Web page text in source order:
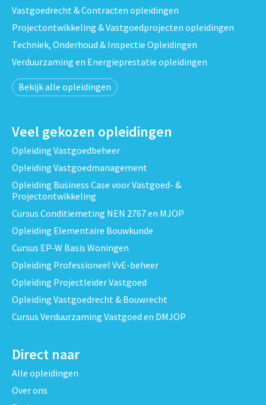
Vastgoedrecht & Contracten opleidingen
Projectontwikkeling & Vastgoedprojecten opleidingen
Techniek, Onderhoud & Inspectie Opleidingen
Verduurzaming en Energieprestatie opleidingen
Bekijk alle opleidingen
Veel gekozen opleidingen
Opleiding Vastgoedbeheer
Opleiding Vastgoedmanagement
Opleiding Business Case voor Vastgoed- &
Projectontwikkeling
Cursus Conditiemeting NEN 2767 en MJOP
Opleiding Elementaire Bouwkunde
Cursus EP-W Basis Woningen
Opleiding Professioneel VvE-beheer
Opleiding Projectleider Vastgoed
Opleiding Vastgoedrecht & Bouwrecht
Cursus Verduurzaming Vastgoed en DMJOP
Direct naar
Alle opleidingen
Over ons